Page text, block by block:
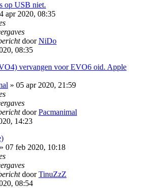
op USB niet.
apr 2020, 08:35
doorNiDo
08:35
vervangen voor EVO6 oid. Apple
» 05 apr 2020, 21:59
doorPacmanimal
14:23
» 07 feb 2020, 10:18
doorTinuZzZ
08:54